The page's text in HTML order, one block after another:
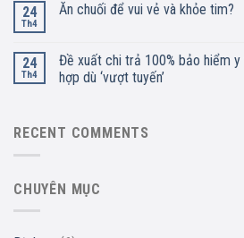
24
Th4
Ăn chuối để vui vẻ và khỏe tim?
24
Th4
Đề xuất chi trả 100% bảo hiểm
hợp dù ‘vượt tuyến’
RECENT COMMENTS
CHUYÊN MỤC